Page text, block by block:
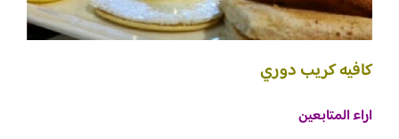
كافيه كريب دوري
اراء المتابعين